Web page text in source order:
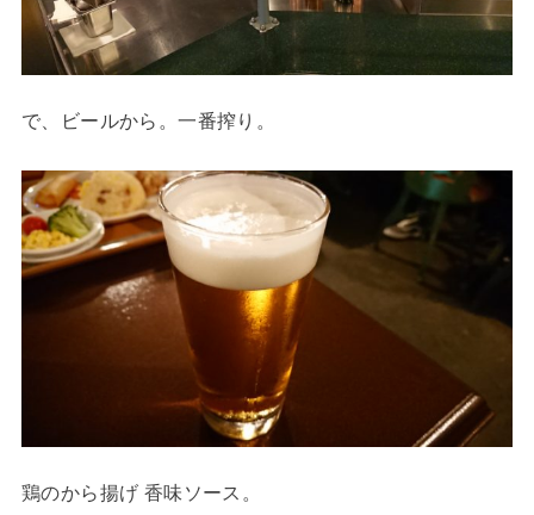
で、ビールから。一番搾り。
鶏のから揚げ 香味ソース。